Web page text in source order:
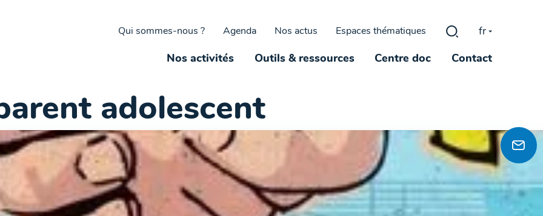
Qui sommes-nous ? Agenda Nos actus Espaces thématiques Rechercher :
fr
Nos activités Outils & ressources Centre doc Contact
adolescent